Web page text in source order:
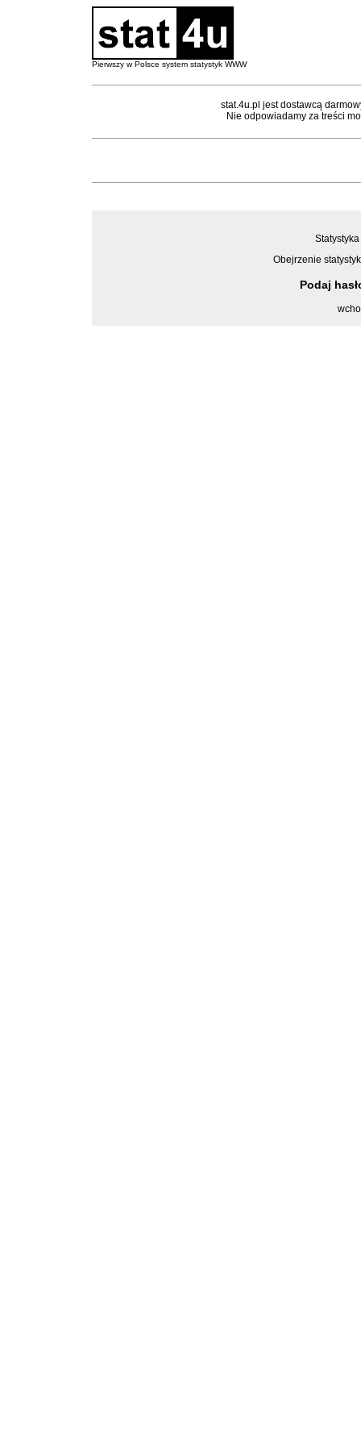
Pierwszy w Polsce system statystyk WWW
stat.4u.pl jest dostawcą
Nie odpowiadamy za treści
Obejrzenie
Podaj